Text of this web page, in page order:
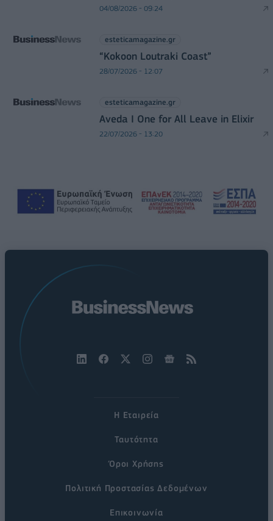
04/08/2026 - 09:24
esteticamagazine.gr
“Kokoon Loutraki Coast”
28/07/2026 - 12:07
esteticamagazine.gr
Aveda I One for All Leave in Elixir
22/07/2026 - 13:20
Η Εταιρεία
Ταυτότητα
Όροι Χρήσης
Πολιτική Προστασίας Δεδομένων
Επικοινωνία